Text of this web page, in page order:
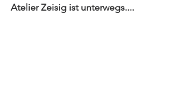
Atelier Zeisig ist unterwegs....